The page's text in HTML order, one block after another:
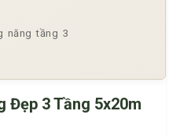
năng tầng 3
Đẹp 3 Tầng 5x20m